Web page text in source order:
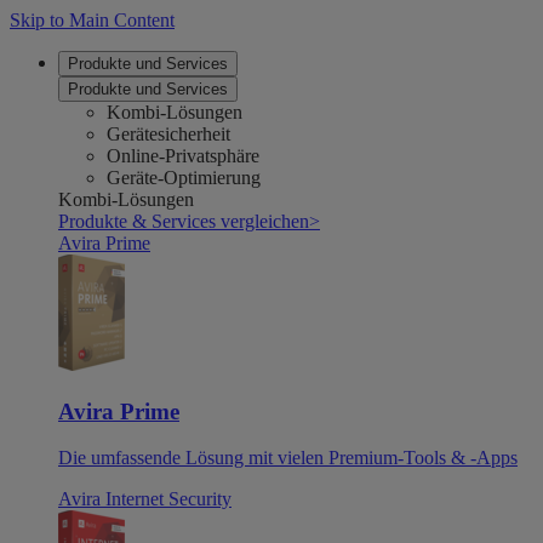
Skip to Main Content
Produkte und Services
Produkte und Services
Kombi-Lösungen
Gerätesicherheit
Online-Privatsphäre
Geräte-Optimierung
Kombi-Lösungen
Produkte & Services vergleichen>
Avira Prime
Avira Prime
Die umfassende Lösung mit vielen Premium-Tools & -Apps
Avira Internet Security